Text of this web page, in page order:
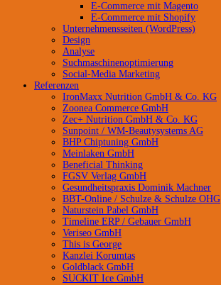
E-Commerce mit Magento
E-Commerce mit Shopify
Unternehmensseiten (WordPress)
Design
Analyse
Suchmaschinenoptimierung
Social-Media Marketing
Referenzen
IronMaxx Nutrition GmbH & Co. KG
Zoonea Commerce GmbH
Zec+ Nutrition GmbH & Co. KG
Sunpoint / WM-Beautysystems AG
BHP Chiptuning GmbH
Meinlaken GmbH
Beneficial Thinking
FGSV Verlag GmbH
Gesundheitspraxis Dominik Machner
BBT-Online / Schulze & Schulze OHG
Naturstein Pabel GmbH
Timeline ERP / Gebauer GmbH
Veriseo GmbH
This is George
Kanzlei Korumtas
Goldblack GmbH
SUCKIT Ice GmbH